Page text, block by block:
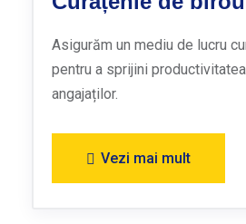
Asigurăm un mediu de lucru
pentru a sprijini
angajaților.
Vezi mai mult